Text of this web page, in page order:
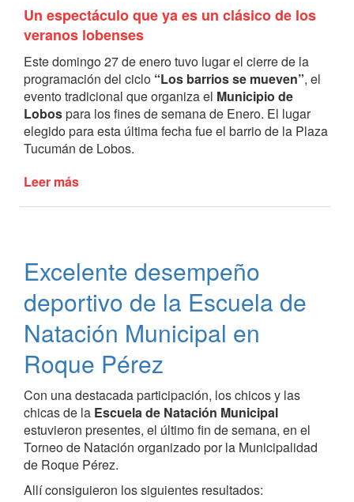
Un espectáculo que ya es un clásico de los
veranos lobenses
Este domingo 27 de enero tuvo lugar el cierre de la
programación del ciclo “Los barrios se mueven”, el
evento tradicional que organiza el Municipio de
Lobospara los fines de semana de Enero. El lugar
elegido para esta última fecha fue el barrio de la Plaza
Tucumán de Lobos.
Leer más
barrios
se
mueven”
Excelente desempeño
deportivo de la Escuela de
Natación Municipal en
Roque Pérez
Con una destacada participación, los chicos y las
chicas de la Escuela de Natación Municipal
estuvieron presentes, el último fin de semana, en el
Torneo de Natación organizado por la Municipalidad
de Roque Pérez.
Allí consiguieron los siguientes resultados: